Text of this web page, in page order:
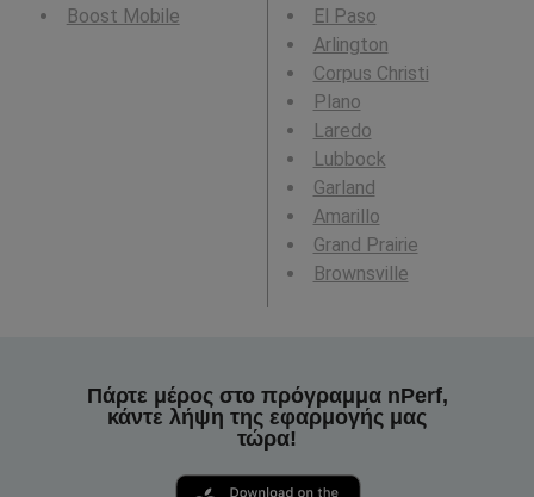
Boost Mobile
El Paso
Arlington
Corpus Christi
Plano
Laredo
Lubbock
Garland
Amarillo
Grand Prairie
Brownsville
Πάρτε μέρος στο πρόγραμμα nPerf,
κάντε λήψη της εφαρμογής μας
τώρα!